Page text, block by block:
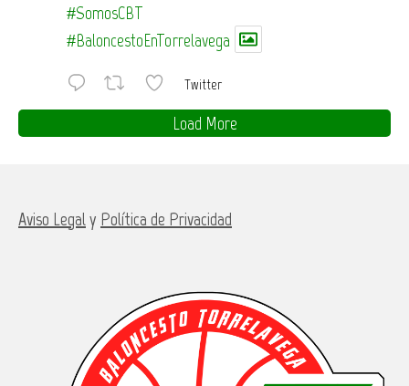
#SomosCBT
#BaloncestoEnTorrelavega
Twitter
Load More
Aviso Legaly Política de Privacidad